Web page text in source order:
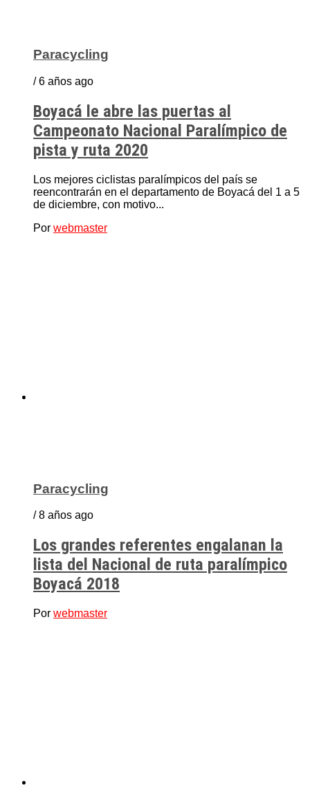
Paracycling
/ 6 años ago
Boyacá le abre las puertas al
Campeonato Nacional Paralímpico de
pista y ruta 2020
Los mejores ciclistas paralímpicos del país se
reencontrarán en el departamento de Boyacá del 1 a 5
de diciembre, con motivo...
Por webmaster
Paracycling
/ 8 años ago
Los grandes referentes engalanan la
lista del Nacional de ruta paralímpico
Boyacá 2018
Por webmaster